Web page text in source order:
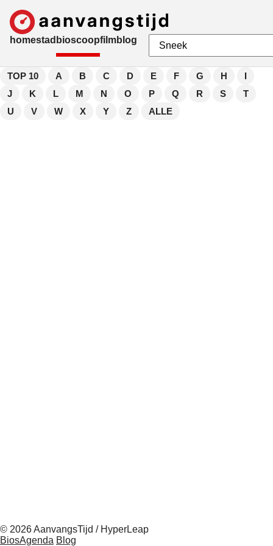
homestad bioscoopfilmblog
TOP 10 A B C D E F G H
I
J
K L M N O P Q R S
T
U
V W X Y Z ALLE
© 2026 AanvangsTijd / HyperLeap
BiosAgenda Blog